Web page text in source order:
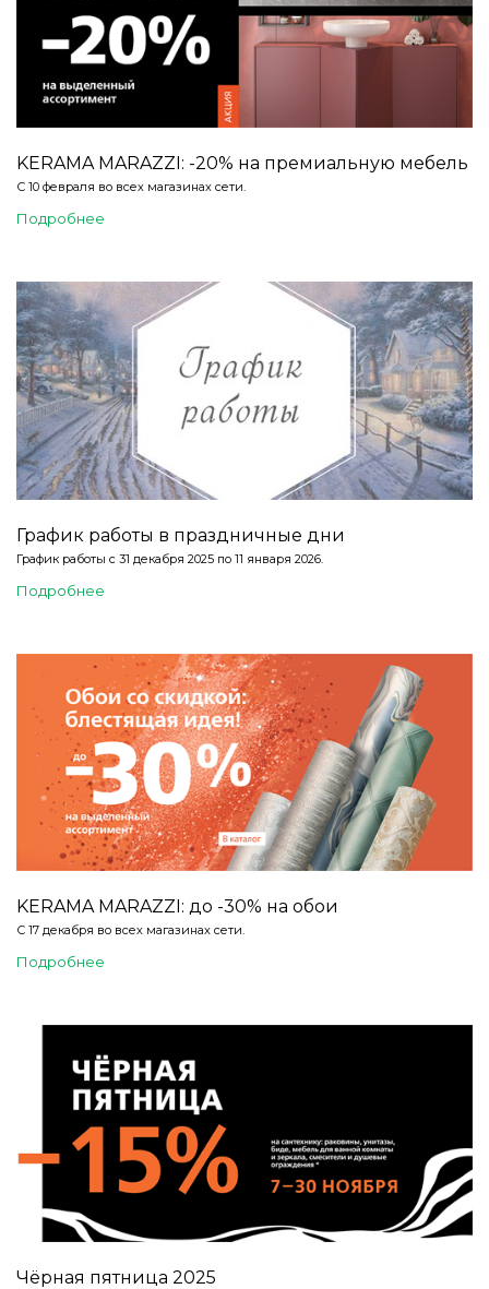
KERAMA MARAZZI: -20% на премиальную мебель
С 10 февраля во всех магазинах сети.
Подробнее
График работы в праздничные дни
График работы с 31 декабря 2025 по 11 января 2026.
Подробнее
KERAMA MARAZZI: до -30% на обои
С 17 декабря во всех магазинах сети.
Подробнее
Чёрная пятница 2025